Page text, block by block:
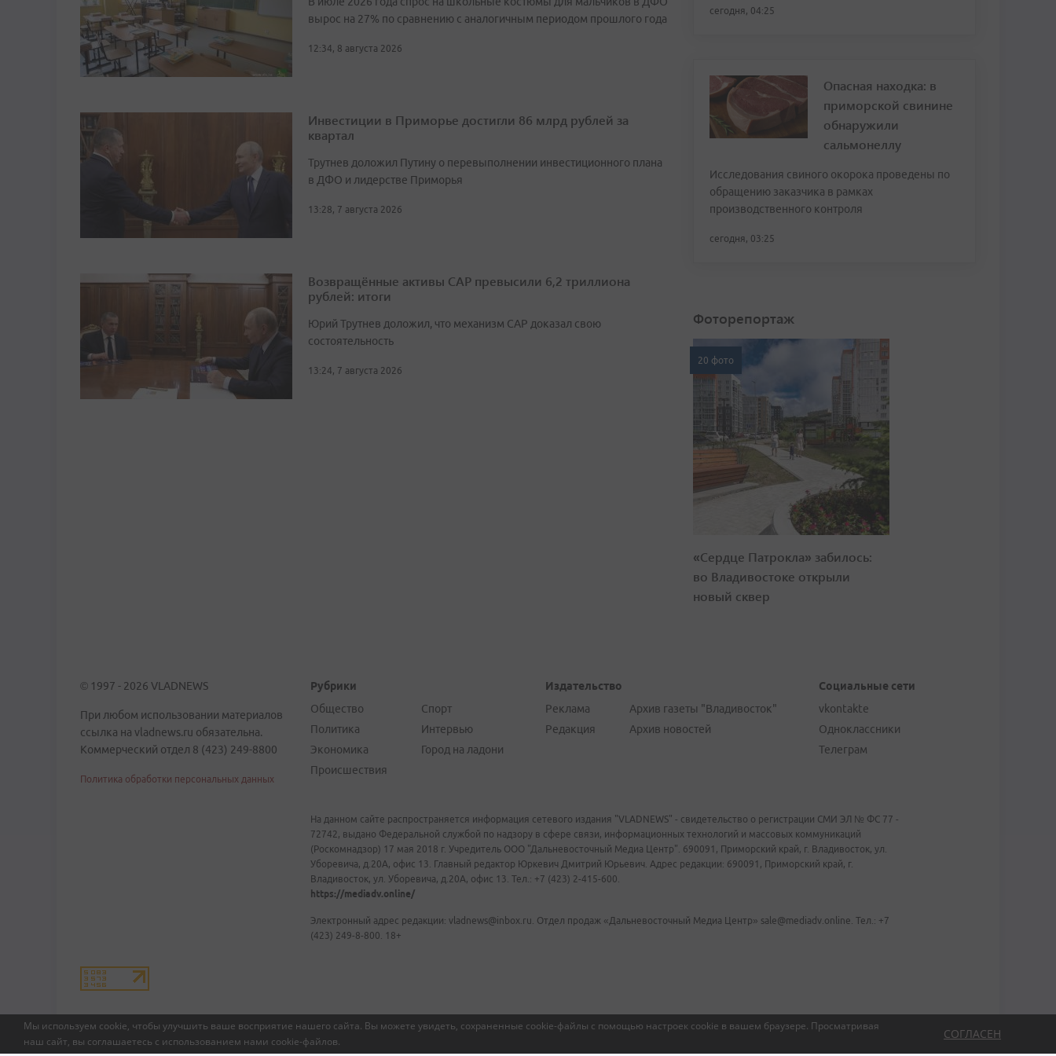
Мы используем cookie, чтобы улучшить ваше восприятие нашего сайта. Вы можете увидеть, сохраненные cookie-файлы с помощью настроек cookie в вашем браузере. Просматривая
наш сайт, вы соглашаетесь с использованием нами cookie-файлов.
СОГЛАСЕН
вырос на 27% по сравнению с аналогичным периодом прошлого года
12:34, 8 августа 2026
Инвестиции в Приморье достигли 86 млрд рублей за
квартал
Трутнев доложил Путину о перевыполнении инвестиционного плана
в ДФО и лидерстве Приморья
13:28, 7 августа 2026
Возвращённые активы САР превысили 6,2 триллиона
рублей: итоги
Юрий Трутнев доложил, что механизм САР доказал свою
состоятельность
13:24, 7 августа 2026
сегодня, 04:25
Опасная находка: в
приморской свинине
обнаружили
сальмонеллу
Исследования свиного окорока проведены по
обращению заказчика в рамках
производственного контроля
сегодня, 03:25
Фоторепортаж
20 фото
«Сердце Патрокла» забилось:
во Владивостоке открыли
новый сквер
© 1997 - 2026 VLADNEWS
При любом использовании материалов
ссылка на vladnews.ru обязательна.
Коммерческий отдел 8 (423) 249-8800
Политика обработки персональных данных
Рубрики
Общество
Политика
Экономика
Происшествия
Спорт
Интервью
Город на ладони
Издательство
Реклама
Редакция
Архив газеты "Владивосток"
Архив новостей
Социальные сети
vkontakte
Одноклассники
Телеграм
На данном сайте распространяется информация сетевого издания "VLADNEWS" - свидетельство о регистрации СМИ ЭЛ № ФС 77 -
72742, выдано Федеральной службой по надзору в сфере связи, информационных технологий и массовых коммуникаций
(Роскомнадзор) 17 мая 2018 г. Учредитель ООО "Дальневосточный Медиа Центр". 690091, Приморский край, г. Владивосток, ул.
Уборевича, д.20А, офис 13. Главный редактор Юркевич Дмитрий Юрьевич. Адрес редакции: 690091, Приморский край, г.
Владивосток, ул. Уборевича, д.20А, офис 13. Тел.: +7 (423) 2-415-600.
https://mediadv.online/
Электронный адрес редакции: vladnews@inbox.ru. Отдел продаж «Дальневосточный Медиа Центр» sale@mediadv.online. Тел.: +7
(423) 249-8-800. 18+